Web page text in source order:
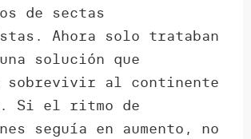
de sectas
Ahora solo trataban
solución que
sobrevivir al continente
Si el ritmo de
seguía en aumento, no